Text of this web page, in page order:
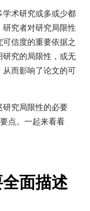
术研究或多或少都
究者对研究局限性
信度的重要依据之
究的局限性，或无
而影响了论文的可
究局限性的必要
点。一起来看看
面描述